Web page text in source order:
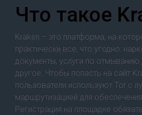
Что такое
Kraken – это платформа, на
практически все, что угодно:
документы, услуги по отмыванию
другое. Чтобы попасть на сайт
пользователи используют Tor с
маршрутизацией для
Регистрация на площадке